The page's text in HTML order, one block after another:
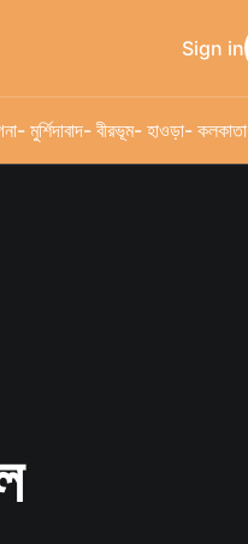
- মুর্শিদাবাদ- বীরভূম- হাওড়া- কলকাতা
Sign in